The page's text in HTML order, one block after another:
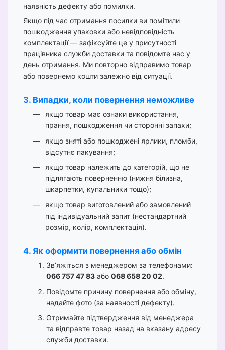
наявність дефекту або помилки.
Якщо під час отримання посилки ви помітили
пошкодження упаковки або невідповідність
комплектації — зафіксуйте це у присутності
працівника служби доставки та повідомте нас у
день отримання. Ми повторно відправимо товар
або повернемо кошти залежно від ситуації.
3. Випадки, коли повернення неможливе
якщо товар має ознаки використання,
прання, пошкодження чи сторонні запахи;
якщо зняті або пошкоджені ярлики, пломби,
відсутнє пакування;
якщо товар належить до категорій, що не
підлягають поверненню (нижня білизна,
шкарпетки, купальники тощо);
якщо товар виготовлений або замовлений
під індивідуальний запит (нестандартний
розмір, колір, комплектація).
4. Як оформити повернення або обмін
Зв’яжіться з менеджером за телефонами:
066 757 47 83 або 068 658 20 02.
Повідомте причину повернення або обміну,
надайте фото (за наявності дефекту).
Отримайте підтвердження від менеджера
та відправте товар назад на вказану адресу
служби доставки.